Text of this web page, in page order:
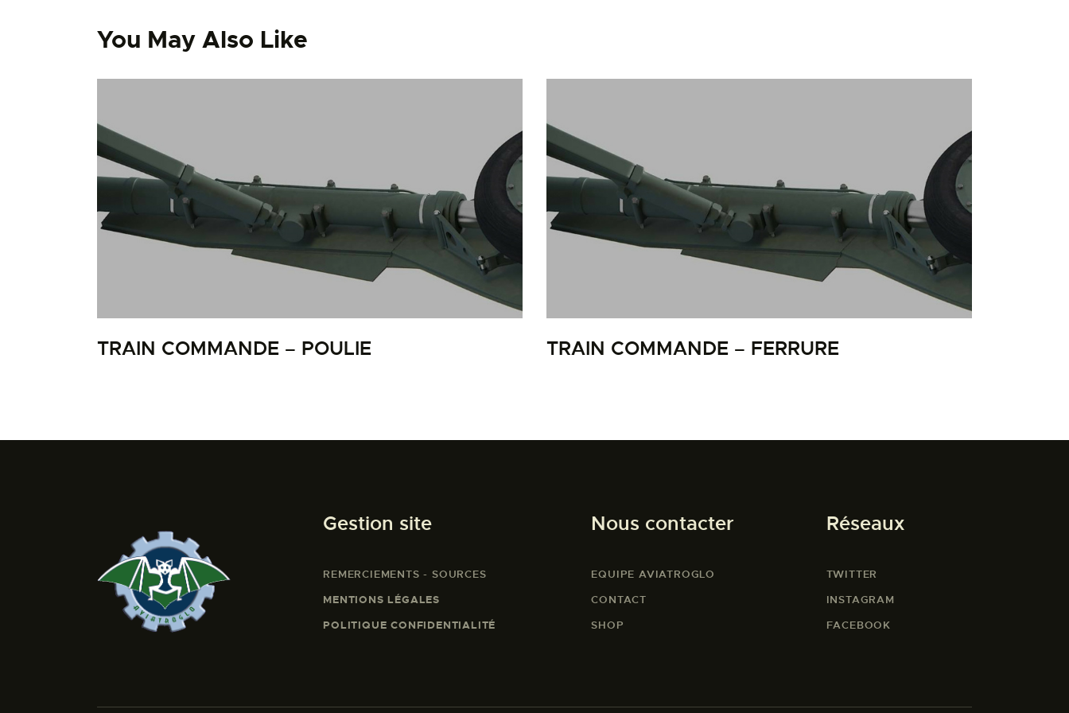
You May Also Like
TRAIN COMMANDE – POULIE TRAIN COMMANDE – FERRURE
Gestion site
REMERCIEMENTS - SOURCES
MENTIONS LÉGALES
POLITIQUE CONFIDENTIALITÉ
Nous contacter
EQUIPE AVIATROGLO
CONTACT
SHOP
Réseaux
TWITTER
INSTAGRAM
FACEBOOK